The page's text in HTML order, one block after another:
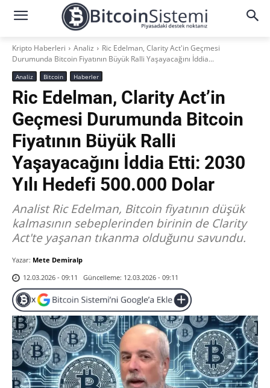
Kripto Haberleri Analiz
Ric Edelman, Clarity Act'in Geçmesi
Durumunda Bitcoin Fiyatının Büyük Ralli Yaşayacağını İddia...
Analiz Bitcoin Haberler
Ric Edelman, Clarity Act’in
Geçmesi Durumunda Bitcoin
Fiyatının Büyük Ralli
Yaşayacağını İddia Etti: 2030
Yılı Hedefi 500.000 Dolar
Analist Ric Edelman, Bitcoin fiyatının düşük
kalmasının sebeplerinden birinin de Clarity
Act'te yaşanan tıkanma olduğunu savundu.
Yazar: Mete Demiralp
12.03.2026 - 09:11
Güncelleme: 12.03.2026 - 09:11